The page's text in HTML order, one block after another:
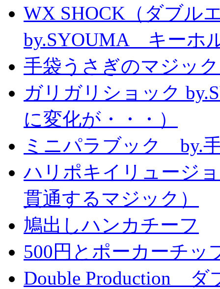
WX SHOCK（ダブル
by.SYOUMA キーホ
手袋うさぎのマジッ
ガリガリショック
に変化が・・・）
ミニパラブック by.
ハリポキイリュージ
貫通するマジック）
鳩出しハンカチーフ
500円とポーカーチッ
Double Production ダ